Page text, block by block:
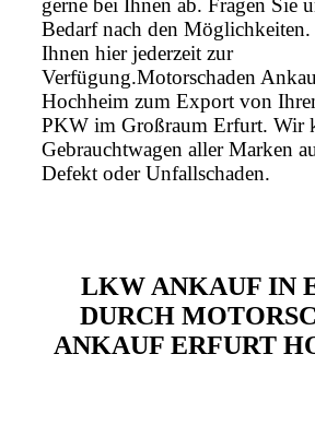
gerne bei Ihnen ab. Fragen Sie
Bedarf nach den Möglichkeiten.
Ihnen hier jederzeit zur
Verfügung.Motorschaden
Hochheim zum Export von
PKW im Großraum Erfurt. Wir
Gebrauchtwagen aller Marken
Defekt oder Unfallschaden.
LKW ANKAUF IN
DURCH
ANKAUF ERFURT